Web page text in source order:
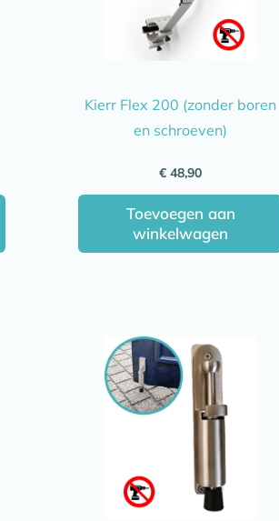
Kierr Flex 200 (zonder boren
en schroeven)
€ 48,90
Toevoegen aan
winkelwagen